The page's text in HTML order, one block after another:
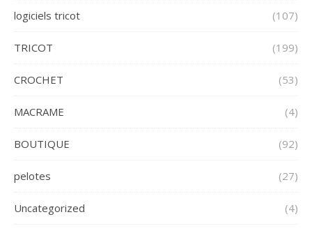
logiciels tricot (107)
TRICOT (199)
CROCHET (53)
MACRAME (4)
BOUTIQUE (92)
pelotes (27)
Uncategorized (4)